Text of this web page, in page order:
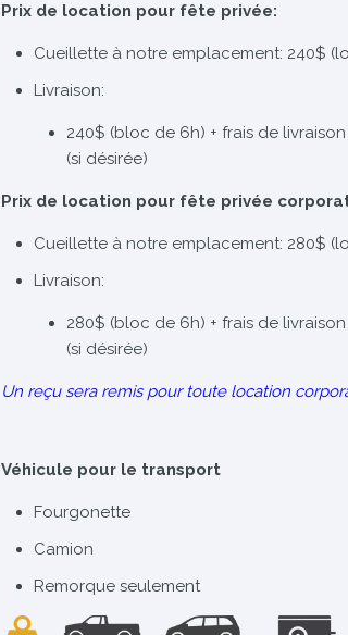
Prix de location pour fête privée:
Cueillette à notre emplacement: 240$
Livraison:
240$ (bloc de 6h) + frais de
(si désirée)
Prix de location pour fête privée
Cueillette à notre emplacement: 280$
Livraison:
280$ (bloc de 6h) + frais de
(si désirée)
Un reçu sera remis pour toute location
Véhicule pour le transport
Fourgonette
Camion
Remorque seulement